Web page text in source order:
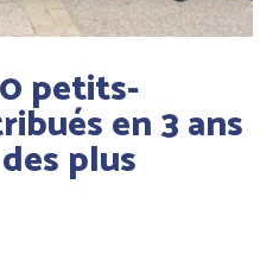
petits-
en 3 ans
plus